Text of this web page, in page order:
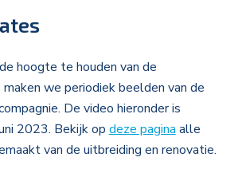
hoogte te houden van de
we periodiek beelden van de
De video hieronder is
2023. Bekijk op deze pagina alle
van de uitbreiding en renovatie.